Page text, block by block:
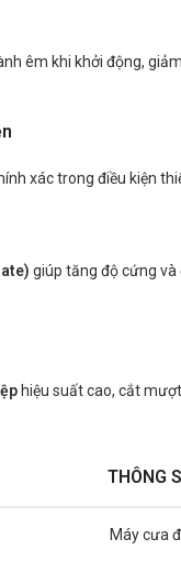
êm khi khởi động,
xác trong điều kiện
giúp tăng độ cứng
hiệu suất cao, cắt
THÔNG
Máy cưa